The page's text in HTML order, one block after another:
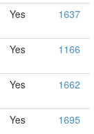
Yes 1637
Yes 1166
Yes 1662
Yes 1695